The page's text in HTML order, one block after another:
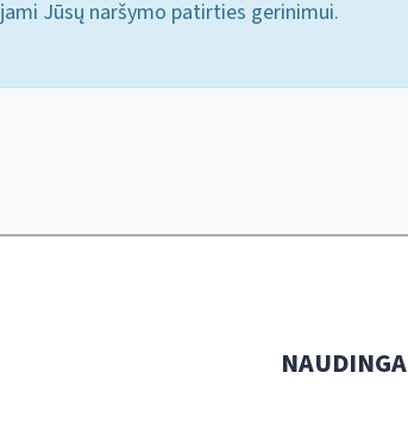
Jūsų naršymo patirties gerinimui.
NAUDINGA